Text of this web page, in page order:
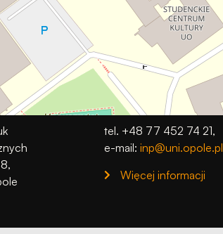
tel. +48 77 452 74 21,
e-mail: inp@uni.opole.pl
Więcej informacji